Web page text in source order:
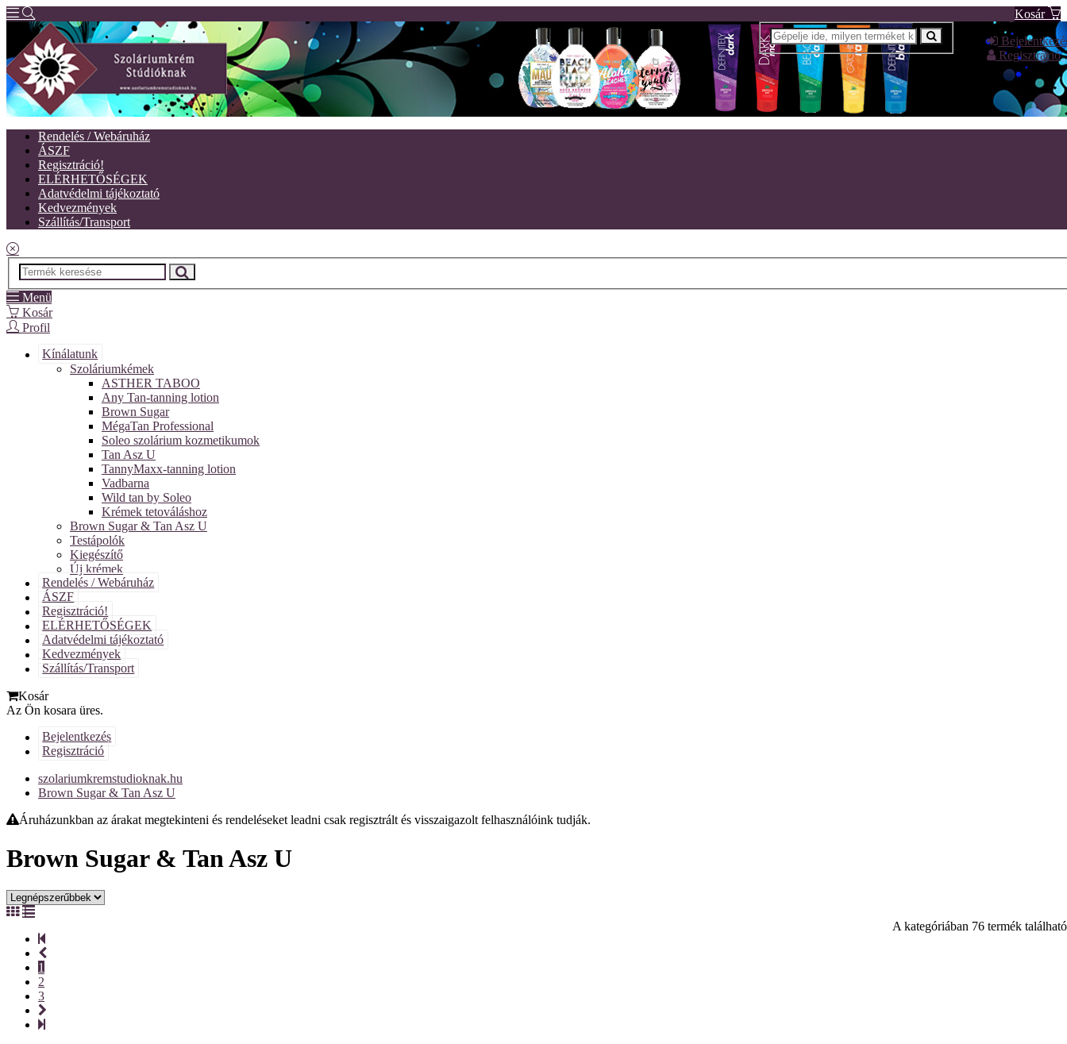
Kosár
Regisztráció
Rendelés / Webáruház
ÁSZF
Regisztráció!
ELÉRHETŐSÉGEK
Adatvédelmi tájékoztató
Kedvezmények
Szállítás/Transport
Menü
Kosár
Profil
Kínálatunk
Szoláriumkémek
ASTHER TABOO
Any Tan-tanning lotion
Brown Sugar
MégaTan Professional
Soleo szolárium kozmetikumok
Tan Asz U
TannyMaxx-tanning lotion
Vadbarna
Wild tan by Soleo
Krémek tetováláshoz
Brown Sugar & Tan Asz U
Testápolók
Kiegészítő
Új krémek
Rendelés / Webáruház
ÁSZF
Regisztráció!
ELÉRHETŐSÉGEK
Adatvédelmi tájékoztató
Kedvezmények
Szállítás/Transport
Kosár
Az Ön kosara üres.
Bejelentkezés
Regisztráció
szolariumkremstudioknak.hu
Brown Sugar & Tan Asz U
Áruházunkban az árakat megtekinteni és rendeléseket leadni csak regisztrált és visszaigazolt felhasználóink tudják.
Brown Sugar & Tan Asz U
A kategóriában 76 termék
1
2
3